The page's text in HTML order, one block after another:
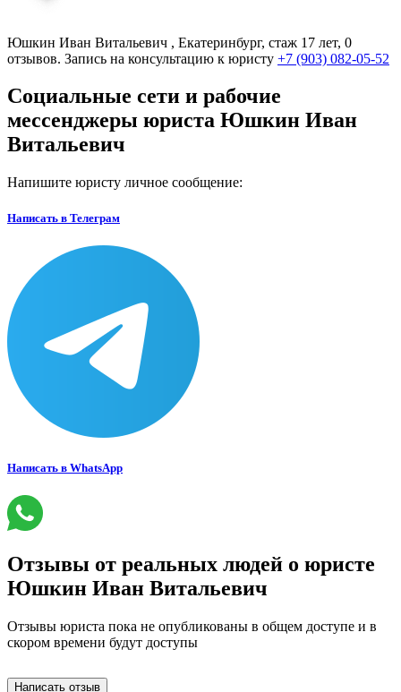
Юшкин Иван Витальевич , Екатеринбург, стаж 17 лет, 0
отзывов. Запись на консультацию к юристу +7 (903) 082-05-52
Социальные сети и рабочие
мессенджеры юриста Юшкин Иван
Витальевич
Напишите юристу личное сообщение:
Написать в Телеграм
Написать в WhatsApp
Отзывы от реальных людей о юристе
Юшкин Иван Витальевич
Отзывы юриста пока не опубликованы в общем доступе и в
скором времени будут доступы
Написать отзыв